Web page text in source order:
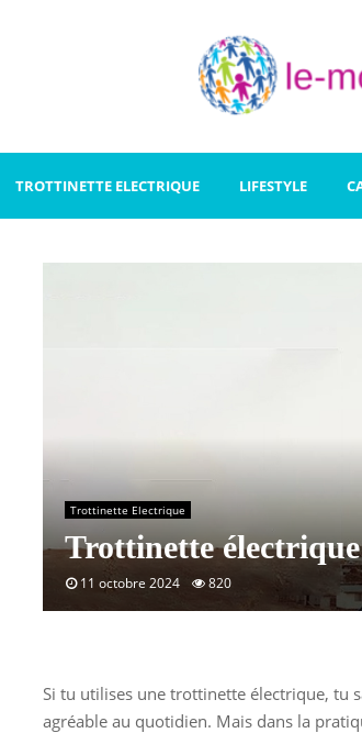
TROTTINETTE ELECTRIQUE LIFESTYLE
Trottinette Electrique
Trottinette
11 octobre 2024 820
Si tu utilises une trottinette électrique, tu
agréable au quotidien. Mais dans la